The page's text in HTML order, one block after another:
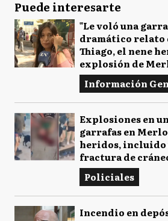
Puede interesarte
"Le voló una
dramático relato
Thiago, el nene
explosión de
Información
Explosiones en
garrafas en
heridos, incluido
fractura de
Policiales
Incendio en